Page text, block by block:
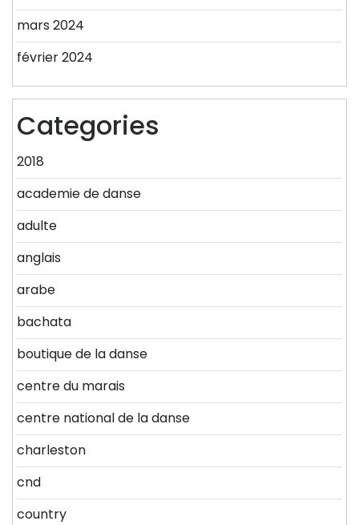
mars 2024
février 2024
Categories
2018
academie de danse
adulte
anglais
arabe
bachata
boutique de la danse
centre du marais
centre national de la danse
charleston
cnd
country